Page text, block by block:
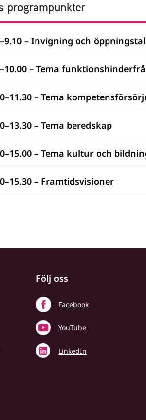
programpunkter
– Invigning och
– Tema
– Tema
– Tema beredskap
– Tema kultur och
– Framtidsvisioner
Följ oss
Facebook
YouTube
LinkedIn